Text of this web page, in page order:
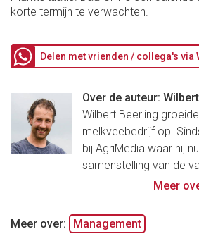
korte termijn te verwachten.
Delen met vrienden / collega's via
Over de auteur:
Wilbert Beerling
melkveebedrijf op.
bij AgriMedia waar hij
samenstelling van de
Meer
Meer over: Management